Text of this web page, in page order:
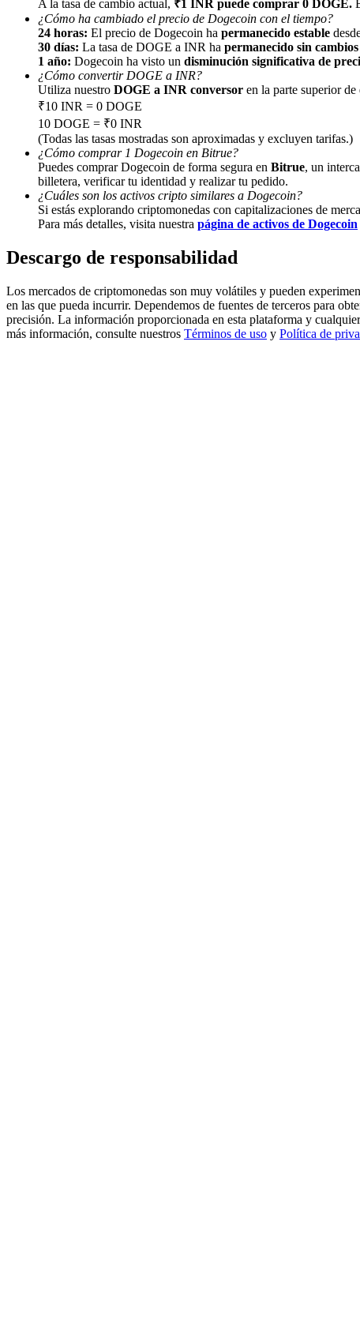
Estrategias comerciales
Aprenda cómo mantenerse rentable
Earn
A la tasa de cambio actual, ₹1 INR puede comprar 0 DOGE.
¿Cómo ha cambiado el precio de Dogecoin con el tiempo?
24 horas: El precio de Dogecoin ha permanecido estable
30 días: La tasa de DOGE a INR ha permanecido sin cambios
1 año: Dogecoin ha visto un disminución significativa de
¿Cómo convertir DOGE a INR?
Utiliza nuestro DOGE a INR conversor en la parte superior
₹10 INR = 0 DOGE
10 DOGE = ₹0 INR
(Todas las tasas mostradas son aproximadas y excluyen tarifas.)
¿Cómo comprar 1 Dogecoin en Bitrue?
Puedes comprar Dogecoin de forma segura en Bitrue, un
billetera, verificar tu identidad y realizar tu pedido.
¿Cuáles son los activos cripto similares a Dogecoin?
Si estás explorando criptomonedas con capitalizaciones de
Para más detalles, visita nuestra página de activos de Dogecoin
Descargo de responsabilidad
Los mercados de criptomonedas son muy volátiles y pueden
en las que pueda incurrir. Dependemos de fuentes de terceros para
precisión. La información proporcionada en esta plataforma y
más información, consulte nuestros Términos de uso y Política de